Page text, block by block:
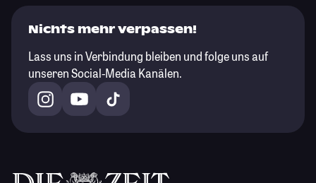
Nichts mehr verpassen!
Lass uns in Verbindung bleiben und folge uns auf
unseren Social-Media Kanälen.